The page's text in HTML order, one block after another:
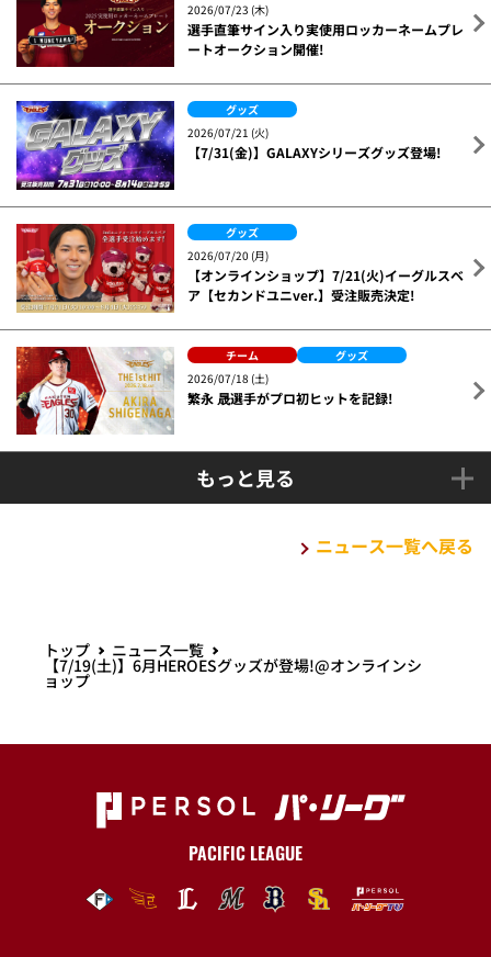
2026/07/23 (木)
選手直筆サイン入り実使用ロッカーネームプレ
ートオークション開催!
グッズ
2026/07/21 (火)
【7/31(金)】GALAXYシリーズグッズ登場!
グッズ
2026/07/20 (月)
【オンラインショップ】7/21(火)イーグルスベ
ア【セカンドユニver.】受注販売決定!
チーム
グッズ
2026/07/18 (土)
繁永 晟選手がプロ初ヒットを記録!
もっと見る
ニュース一覧へ戻る
トップ ニュース一覧
【7/19(土)】6月HEROESグッズが登場!@オンラインシ
ョップ
PACIFIC LEAGUE